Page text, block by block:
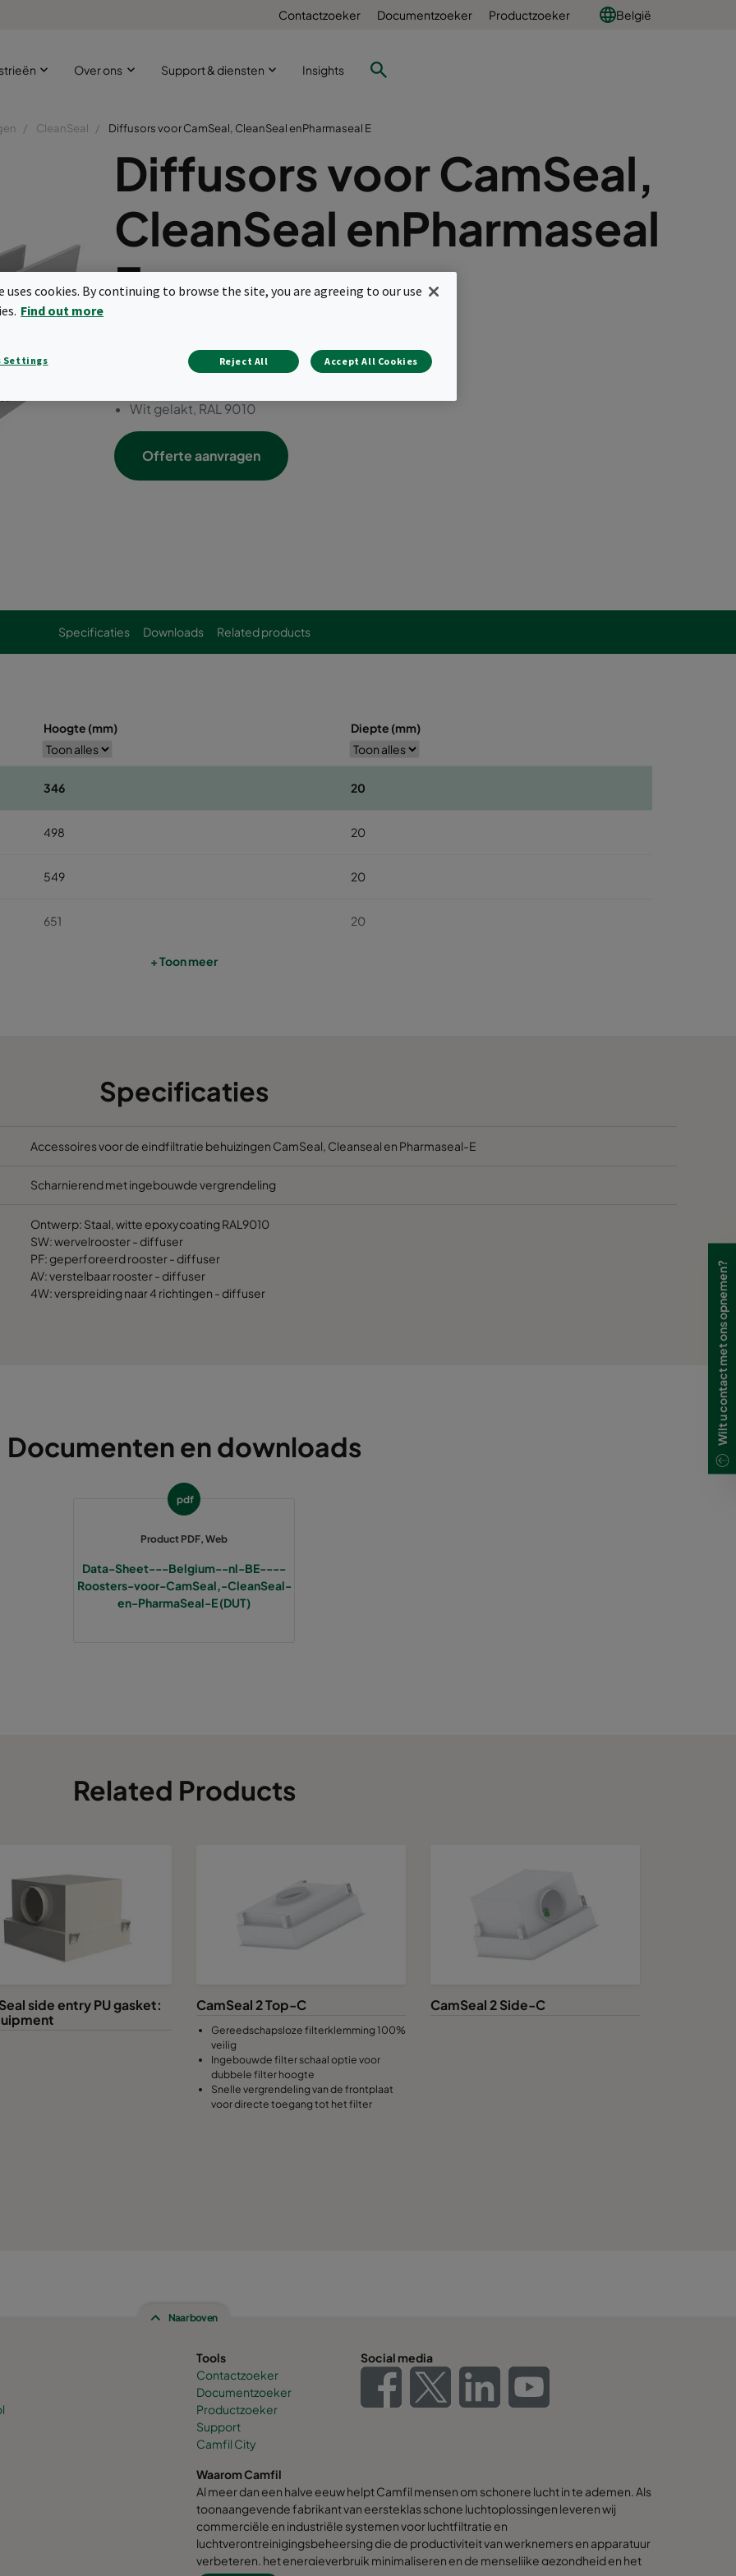
Contactzoeker Documentzoeker Productzoeker België
Over ons Support & diensten Insights
CleanSeal Diffusors voor CamSeal, CleanSeal enPharmaseal E
Diffusors voor CamSeal,
CleanSeal enPharmaseal
E
Scharnierend
Kan worden neergeklapt
Wit gelakt, RAL 9010
Offerte aanvragen
Specificaties Downloads Related products
Hoogte (mm) Diepte (mm)
346 20
498 20
549 20
651 20
549 16
651
347
499
651 47
+ Toon meer
Specificaties
Accessoires voor de eindfiltratie behuizingen CamSeal, Cleanseal en Pharmaseal-E
Scharnierend met ingebouwde vergrendeling
Ontwerp: Staal, witte epoxycoating RAL9010
SW: wervelrooster - diffuser
PF: geperforeerd rooster - diffuser
AV: verstelbaar rooster - diffuser
4W: verspreiding naar 4 richtingen - diffuser
Documenten en downloads
pdf
Product PDF, Web
Data-Sheet---Belgium--nl-BE----
Roosters-voor-CamSeal,-CleanSeal-
en-PharmaSeal-E (DUT)
Related Products
side entry PU gasket:
CamSeal 2 Top-C
Gereedschapsloze filterklemming 100%
veilig
Ingebouwde filter schaal optie voor
dubbele filter hoogte
Snelle vergrendeling van de frontplaat
voor directe toegang tot het filter
CamSeal 2 Side-C
Naar boven
Tools
Contactzoeker
Documentzoeker
Productzoeker
Support
Camfil City
Social media
Waarom Camfil
Al meer dan een halve eeuw helpt Camfil mensen om schonere lucht in te ademen. Als
toonaangevende fabrikant van eersteklas schone luchtoplossingen leveren wij
commerciële en industriële systemen voor luchtfiltratie en
luchtverontreinigingsbeheersing die de productiviteit van werknemers en apparatuur
verbeteren, het energieverbruik minimaliseren en de menselijke gezondheid en het
Wilt u contact met ons opnemen?
uses cookies. By continuing to browse the site, you are agreeing to our use
Find out more
Settings Reject All Accept All Cookies